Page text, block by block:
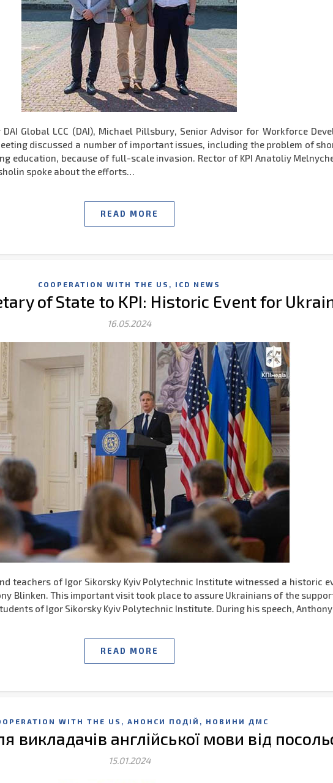
Global LCC (DAI), Michael Pillsbury, Senior Advisor for Workforce
discussed a number of important issues, including the problem of
education, because of full-scale invasion. Rector of KPI Anatoliy
spoke about the efforts…
READ MORE
COOPERATION WITH THE US , ICD NEWS
of State to KPI: Historic Event for
16.05.2024
teachers of Igor Sikorsky Kyiv Polytechnic Institute witnessed a historic
Blinken. This important visit took place to assure Ukrainians of the
of Igor Sikorsky Kyiv Polytechnic Institute. During his speech,
READ MORE
WITH THE US , АНОНСИ ПОДІЙ , НОВИНИ ДМС
викладачів англійської мови від
15.01.2024